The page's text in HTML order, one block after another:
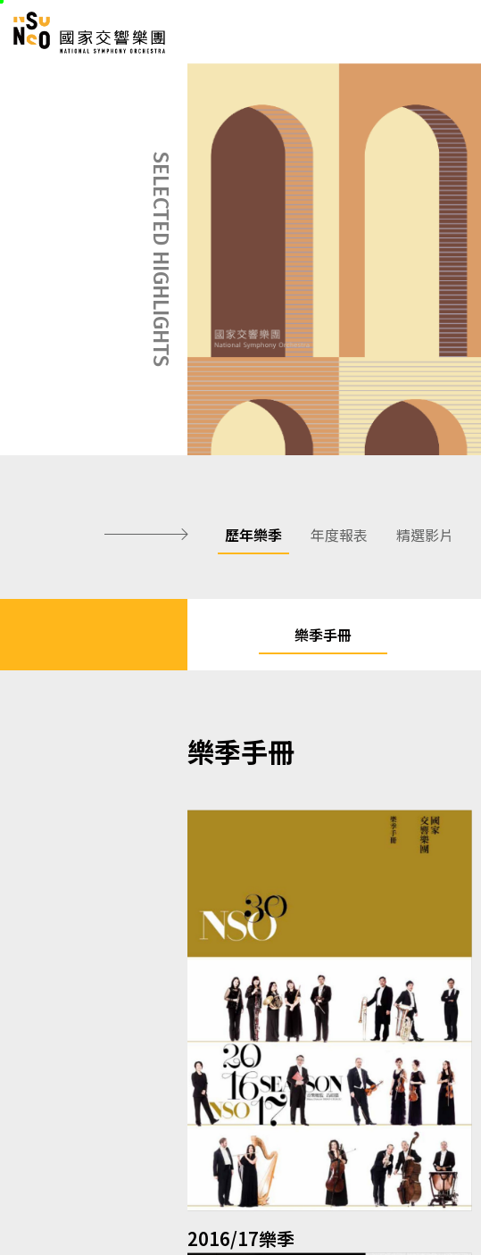
跳
:::
SELECTED HIGHLIGHTS
歷年樂季 年度報表 精選影片
樂季手冊
樂季手冊
2016/17樂季